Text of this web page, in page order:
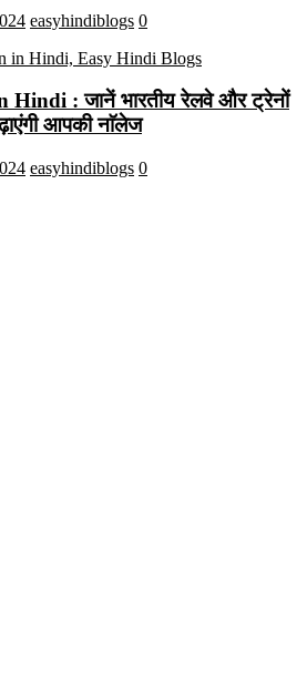
easyhindiblogs 0
: जानें भारतीय रेलवे और ट्रेनों
आपकी नाॅलेज
easyhindiblogs 0